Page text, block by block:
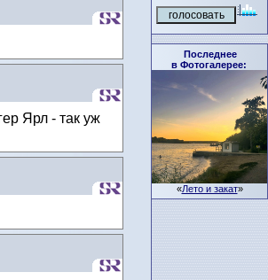
Последнее
в Фотогалерее:
«Лето и закат»
Ярл - так уж